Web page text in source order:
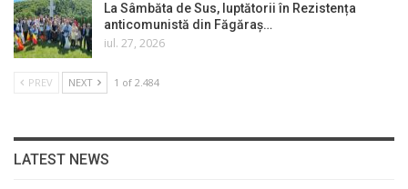
La Sâmbăta de Sus, luptătorii în Rezistența
anticomunistă din Făgăraș…
iul. 27, 2026
PREV NEXT 1 of 2.484
LATEST NEWS